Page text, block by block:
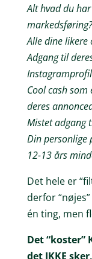
Alt hvad du
markedsføring?
Alle dine likere
Adgang til
Cool cash
deres
Mistet adgang
Din personlige
12-13 års
Det hele er
derfor
én ting, men
Det
det IKKE